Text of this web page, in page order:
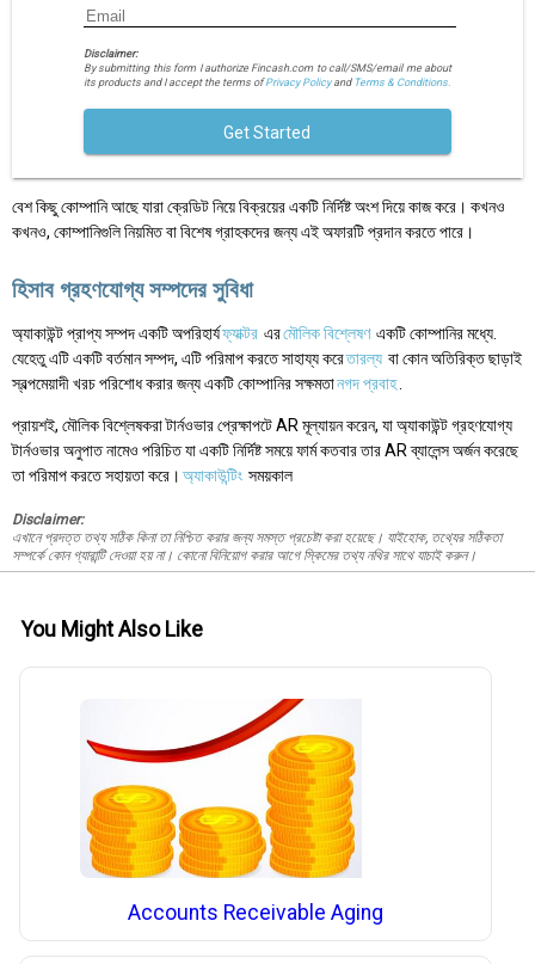
Disclaimer:
By submitting this form I authorize Fincash.com to call/SMS/email me about
its products and I accept the terms ofPrivacy Policyand Terms & Conditions.
Get Started
বেশ কিছু কোম্পানি আছে যারা ক্রেডিট নিয়ে বিক্রয়ের একটি নির্দিষ্ট অংশ দিয়ে কাজ করে। কখনও
কখনও, কোম্পানিগুলি নিয়মিত বা বিশেষ গ্রাহকদের জন্য এই অফারটি প্রদান করতে পারে।
হিসাব গ্রহণযোগ্য সম্পদের সুবিধা
অ্যাকাউন্ট প্রাপ্য সম্পদ একটি অপরিহার্যফ্যাক্টর এরমৌলিক বিশ্লেষণ একটি কোম্পানির মধ্যে.
যেহেতু এটি একটি বর্তমান সম্পদ, এটি পরিমাপ করতে সাহায্য করেতারল্য বা কোন অতিরিক্ত ছাড়াই
স্বল্পমেয়াদী খরচ পরিশোধ করার জন্য একটি কোম্পানির সক্ষমতানগদ প্রবাহ.
প্রায়শই, মৌলিক বিশ্লেষকরা টার্নওভার প্রেক্ষাপটে AR মূল্যায়ন করেন, যা অ্যাকাউন্ট গ্রহণযোগ্য
টার্নওভার অনুপাত নামেও পরিচিত যা একটি নির্দিষ্ট সময়ে ফার্ম কতবার তার AR ব্যালেন্স অর্জন করেছে
তা পরিমাপ করতে সহায়তা করে। অ্যাকাউন্টিং সময়কাল
Disclaimer:
এখানে প্রদত্ত তথ্য সঠিক কিনা তা নিশ্চিত করার জন্য সমস্ত প্রচেষ্টা করা হয়েছে। যাইহোক, তথ্যের সঠিকতা
সম্পর্কে কোন গ্যারান্টি দেওয়া হয় না। কোনো বিনিয়োগ করার আগে স্কিমের তথ্য নথির সাথে যাচাই করুন।
You Might Also Like
Accounts Receivable Aging